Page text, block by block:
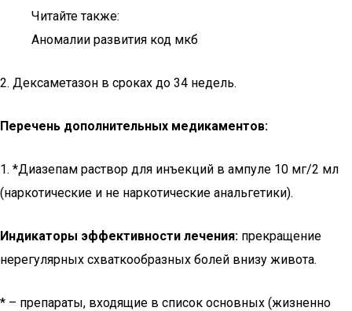
Читайте также:
Аномалии развития код мкб
2. Дексаметазон в сроках до 34 недель.
Перечень дополнительных медикаментов:
1. *Диазепам раствор для инъекций в ампуле 10 мг/2 мл
(наркотические и не наркотические анальгетики).
Индикаторы эффективности лечения: прекращение
нерегулярных схваткообразных болей внизу живота.
* – препараты, входящие в список основных (жизненно